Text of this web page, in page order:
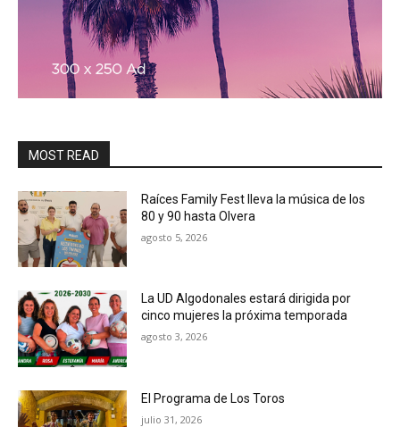
MOST READ
Raíces Family Fest lleva la música de los
80 y 90 hasta Olvera
agosto 5, 2026
La UD Algodonales estará dirigida por
cinco mujeres la próxima temporada
agosto 3, 2026
El Programa de Los Toros
julio 31, 2026